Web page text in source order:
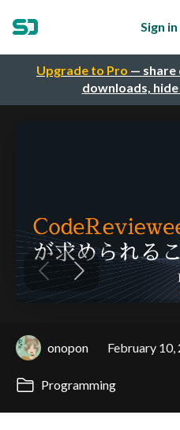
Upgrade to Pro — share
downloads,
Sign in
onopon February 10,
Programming